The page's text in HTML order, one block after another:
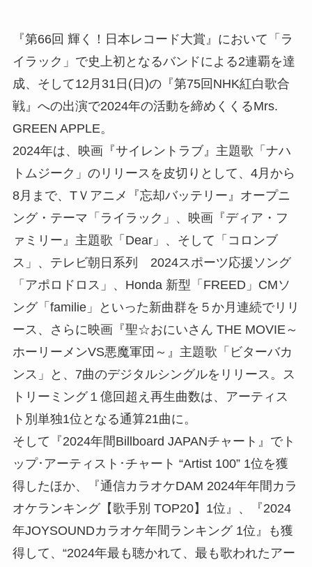
『第66回 輝く！日本レコード大賞』において「ラ
イラック」で史上初となるバンドによる2連覇を達
成、そして12月31日(日)の『第75回NHK紅白歌合
戦』への出演で2024年の活動を締めくくるMrs.
GREEN APPLE。
2024年は、映画『サイレントラブ』主題歌「ナハ
トムジーク」のリリースを皮切りとして、4月から
8月まで、TＶアニメ『忘却バッテリー』オープニ
ング・テーマ「ライラック」、映画『ディア・フ
ァミリー』主題歌「Dear」、そして「コロンブ
ス」、テレビ朝日系列 2024スポーツ応援ソング
「アポロドロス」、Honda 新型「FREED」CMソ
ング「familie」といった新曲群を５か月連続でリリ
ース、さらに映画『聖☆おにいさん THE MOVIE～
ホーリーメンVS悪魔軍団～』主題歌「ビターバカ
ンス」と、7曲のデジタルシングルをリリース。ス
トリーミング１億回超え再生曲数は、アーティス
ト別単独1位となる通算21曲に。
そして『2024年間Billboard JAPANチャート』でト
ップ･アーティスト･チャート “Artist 100” 1位を獲
得したほか、『通信カラオケDAM 2024年年間カラ
オケランキング【歌手別 TOP20】1位』、『2024
年JOYSOUNDカラオケ年間ランキング 1位』も獲
得して、“2024年最も聴かれて、最も歌われたアー